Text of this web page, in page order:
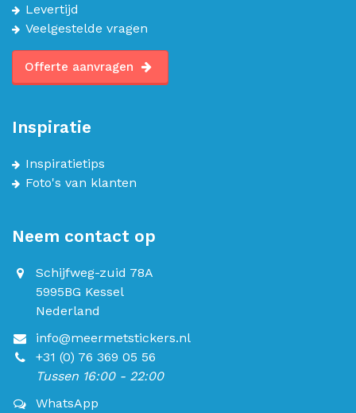
Levertijd
Veelgestelde vragen
Offerte aanvragen
Inspiratie
Inspiratietips
Foto's van klanten
Neem contact op
Schijfweg-zuid 78A
5995BG Kessel
Nederland
info@meermetstickers.nl
+31 (0) 76 369 05 56
Tussen 16:00 - 22:00
WhatsApp